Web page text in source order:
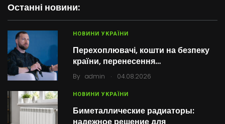
Останні новини:
НОВИНИ УКРАЇНИ
Перехоплювачі, кошти на безпеку
країни, перенесення…
By admin . 04.08.2026
НОВИНИ УКРАЇНИ
Биметаллические радиаторы: